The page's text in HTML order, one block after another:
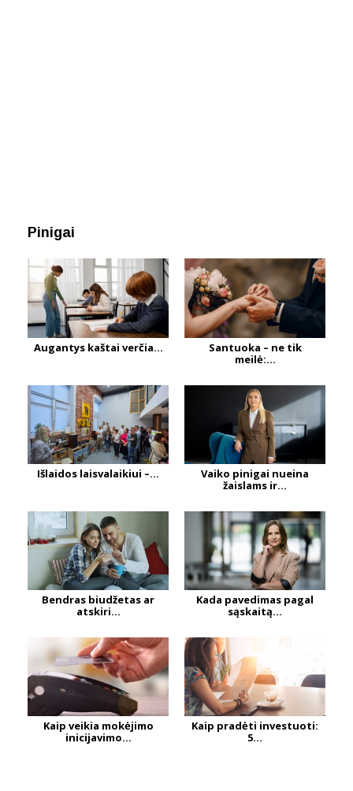
Pinigai
Augantys kaštai verčia...
Santuoka – ne tik
meilė:...
Išlaidos laisvalaikiui –...
Vaiko pinigai nueina
žaislams ir...
Bendras biudžetas ar
atskiri...
Kada pavedimas pagal
sąskaitą...
Kaip veikia mokėjimo
inicijavimo...
Kaip pradėti investuoti:
5...